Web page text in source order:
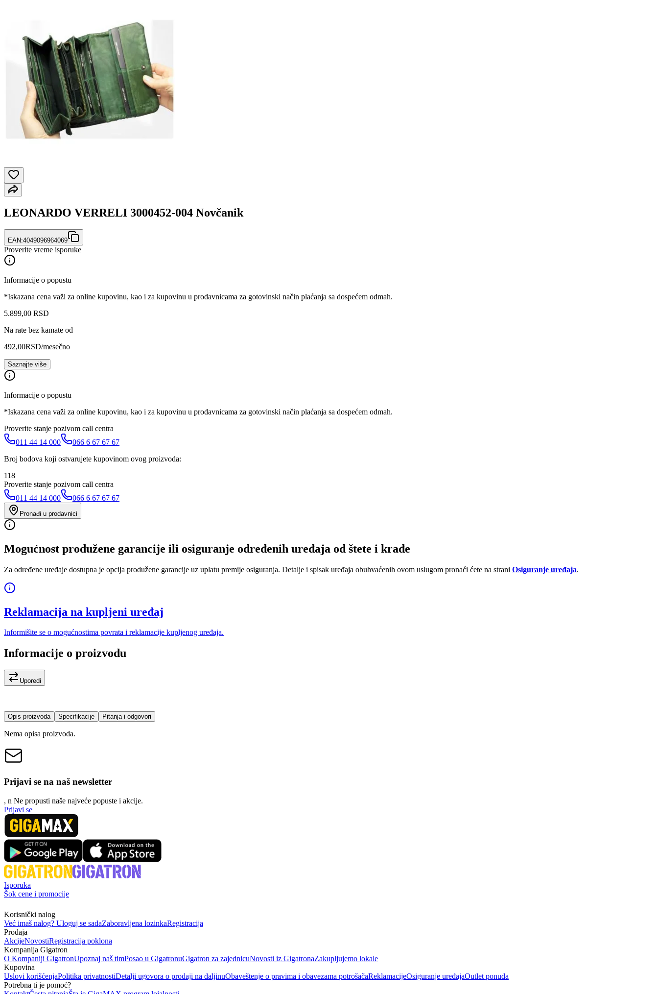
LEONARDO VERRELI 3000452-004 Novčanik
EAN:4049096964069
Proverite vreme isporuke
Informacije o popustu
*Iskazana cena važi za online kupovinu, kao i za kupovinu u prodavnicama za gotovinski način plaćanja sa dospećem odmah.
5.899,00 RSD
Na rate bez kamate od
492,00RSD/mesečno
Saznajte više
Informacije o popustu
*Iskazana cena važi za online kupovinu, kao i za kupovinu u prodavnicama za gotovinski način plaćanja sa dospećem odmah.
Proverite stanje pozivom call centra
011 44 14 000
066 6 67 67 67
Broj bodova koji ostvarujete kupovinom ovog proizvoda:
118
Proverite stanje pozivom call centra
011 44 14 000
066 6 67 67 67
Pronađi u prodavnici
Mogućnost produžene garancije ili osiguranje određenih uređaja od štete i krađe
Za određene uređaje dostupna je opcija produžene garancije uz uplatu premije osiguranja. Detalje i spisak uređaja obuhvaćenih ovom uslugom pronaći ćete na strani Osiguranje uređaja.
Reklamacija na kupljeni uređaj
Informišite se o mogućnostima povrata i reklamacije kupljenog uređaja.
Informacije o proizvodu
Uporedi
Opis proizvoda Specifikacije Pitanja i odgovori
Nema opisa proizvoda.
Prijavi se na naš newsletter
, n Ne propusti naše najveće popuste i akcije.
Prijavi se
Isporuka
Šok cene i promocije
Korisnički nalog
Već imaš nalog? Uloguj se sadaZaboravljena lozinkaRegistracija
Prodaja
AkcijeNovostiRegistracija poklona
Kompanija Gigatron
O Kompaniji GigatronUpoznaj naš timPosao u GigatronuGigatron za zajednicuNovosti iz GigatronaZakupljujemo lokale
Kupovina
Uslovi korišćenjaPolitika privatnostiDetalji ugovora o prodaji na daljinuObaveštenje o pravima i obavezama potrošačaReklamacijeOsiguranje uređajaOutlet ponuda
Potrebna ti je pomoć?